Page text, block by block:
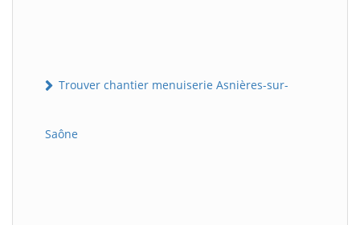
Trouver chantier menuiserie Asnières-sur-
Saône